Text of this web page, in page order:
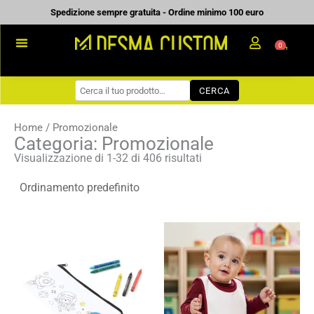
al
contenuto
Spedizione sempre gratuita - Ordine minimo 100 euro
WORKWEAR
COME ORDINARE
PREVENTIVI
0
CERCA
Home / Promozionale
Categoria: Promozionale
Visualizzazione di 1-32 di 406 risultati
0,49 €
0,70 €
Fascia
di
prezzo:
da
2,60 €
a
3,72 €